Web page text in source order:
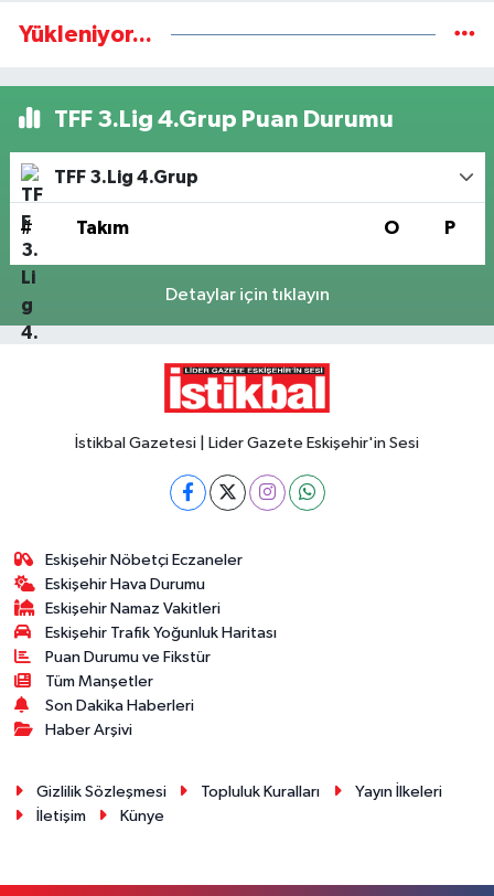
Yükleniyor...
TFF 3.Lig 4.Grup Puan Durumu
TFF 3.Lig 4.Grup
# Takım O P
Detaylar için tıklayın
İstikbal Gazetesi | Lider Gazete Eskişehir'in Sesi
Eskişehir Nöbetçi Eczaneler
Eskişehir Hava Durumu
Eskişehir Namaz Vakitleri
Eskişehir Trafik Yoğunluk Haritası
Puan Durumu ve Fikstür
Tüm Manşetler
Son Dakika Haberleri
Haber Arşivi
Gizlilik Sözleşmesi Topluluk Kuralları
Yayın İlkeleri
İletişim
Künye